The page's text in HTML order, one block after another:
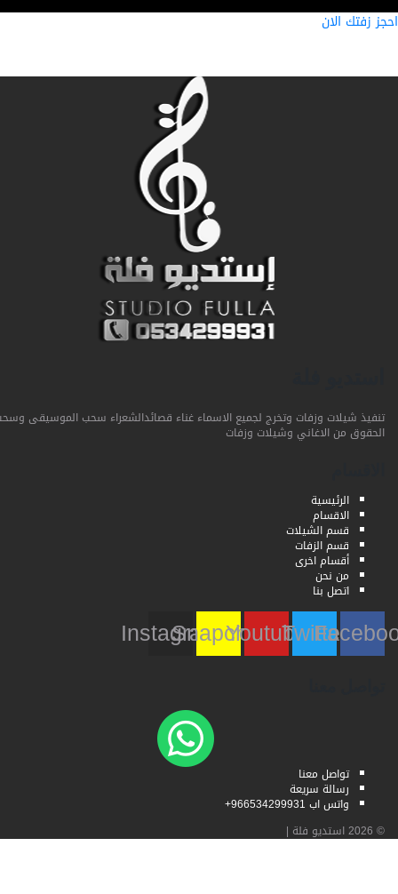
زفتك الان
تنفيذ شيلات وزفات وتخرج لجميع الاسماء غناء قصائدالشعراء سحب الموسيقى وسحب
الحقوق من الاغاني وشيلات وزفات
الرئيسية
الاقسام
قسم الشيلات
قسم الزفات
أقسام اخرى
من نحن
اتصل بنا
Twitter
Youtube
Snapchat
Instagram
تواصل معنا
رسالة سريعة
واتس اب 966534299931+
استديو فلة|